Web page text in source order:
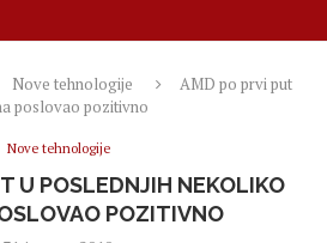
Nove tehnologije
AMD po prvi put
poslovao pozitivno
Nove tehnologije
U POSLEDNJIH NEKOLIKO
POZITIVNO